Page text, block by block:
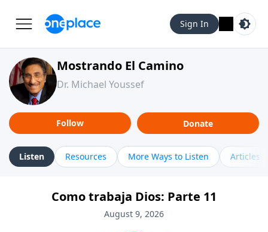
Sign In
Mostrando El Camino
Dr. Michael Youssef
Follow Donate
Listen Resources More Ways to Listen Articles
Como trabaja Dios: Parte 11
August 9, 2026